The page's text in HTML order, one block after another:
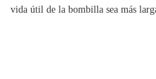
vida útil de la bombilla sea más